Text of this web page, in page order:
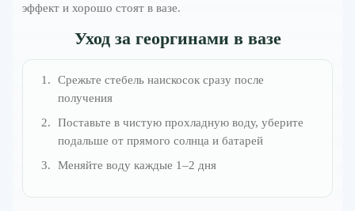
эффект и хорошо стоят в вазе.
Уход за георгинами в вазе
Срежьте стебель наискосок сразу после
получения
Поставьте в чистую прохладную воду, уберите
подальше от прямого солнца и батарей
Меняйте воду каждые 1–2 дня